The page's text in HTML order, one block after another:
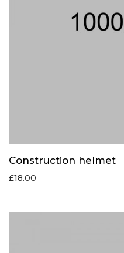
Construction helmet
£18.00